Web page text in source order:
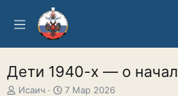
Дети 1940-х — о
А
Исаич
Д
7 Мар 2026